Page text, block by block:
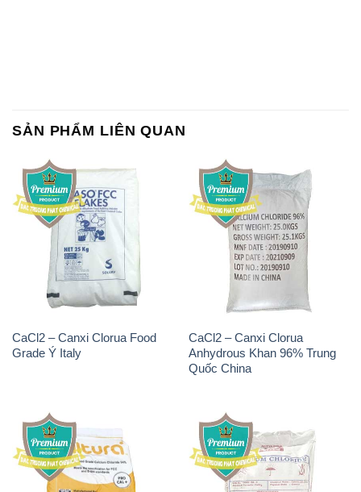
SẢN PHẨM LIÊN QUAN
CaCl2 – Canxi Clorua Food
Grade Ý Italy
CaCl2 – Canxi Clorua
Anhydrous Khan 96% Trung
Quốc China